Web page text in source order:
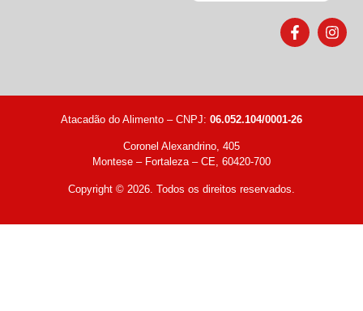
Atacadão do Alimento – CNPJ: 06.052.104/0001-26
Coronel Alexandrino, 405
Montese – Fortaleza – CE, 60420-700
Copyright © 2026. Todos os direitos reservados.